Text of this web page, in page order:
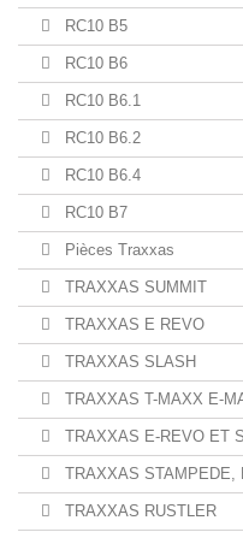
RC10 B5
RC10 B6
RC10 B6.1
RC10 B6.2
RC10 B6.4
RC10 B7
Pièces Traxxas
TRAXXAS SUMMIT
TRAXXAS E REVO
TRAXXAS SLASH
TRAXXAS T-MAXX E-
TRAXXAS E-REVO ET
TRAXXAS STAMPEDE,
TRAXXAS RUSTLER